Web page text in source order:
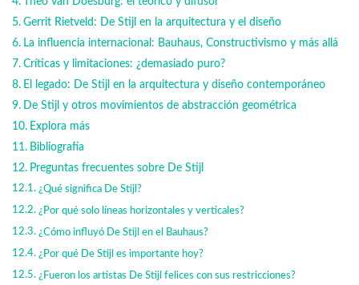
Gerrit Rietveld: De Stijl en la arquitectura y el diseño
La influencia internacional: Bauhaus, Constructivismo y más allá
Críticas y limitaciones: ¿demasiado puro?
El legado: De Stijl en la arquitectura y diseño contemporáneo
De Stijl y otros movimientos de abstracción geométrica
Explora más
Bibliografía
Preguntas frecuentes sobre De Stijl
¿Qué significa De Stijl?
¿Por qué solo líneas horizontales y verticales?
¿Cómo influyó De Stijl en el Bauhaus?
¿Por qué De Stijl es importante hoy?
¿Fueron los artistas De Stijl felices con sus restricciones?